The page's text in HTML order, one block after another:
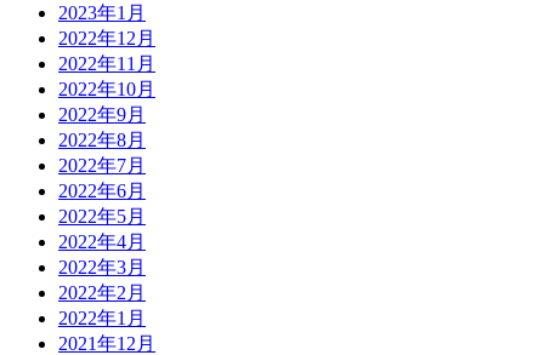
2023年1月
2022年12月
2022年11月
2022年10月
2022年9月
2022年8月
2022年7月
2022年6月
2022年5月
2022年4月
2022年3月
2022年2月
2022年1月
2021年12月